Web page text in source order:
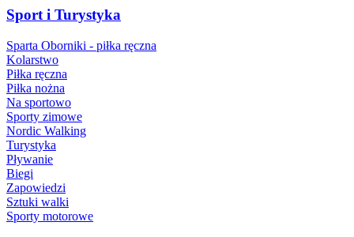
Sport i Turystyka
Sparta Oborniki - piłka ręczna
Kolarstwo
Piłka ręczna
Piłka nożna
Na sportowo
Sporty zimowe
Nordic Walking
Turystyka
Pływanie
Biegi
Zapowiedzi
Sztuki walki
Sporty motorowe